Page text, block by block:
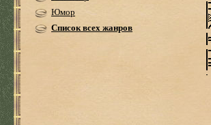
Юмор
Список всех жанров